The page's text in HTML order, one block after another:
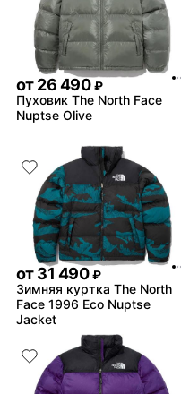
от26 490 ₽
Пуховик The North Face
Nuptse Olive
от31 490 ₽
Зимняя куртка The North
Face 1996 Eco Nuptse
Jacket